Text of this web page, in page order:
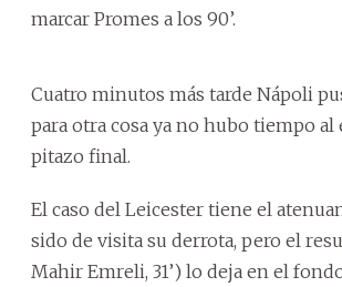
marcar Promes a los 90’.
Cuatro minutos más tarde Nápoli
para otra cosa ya no hubo tiempo al
pitazo final.
El caso del Leicester tiene el
sido de visita su derrota, pero el
Mahir Emreli, 31’) lo deja en el